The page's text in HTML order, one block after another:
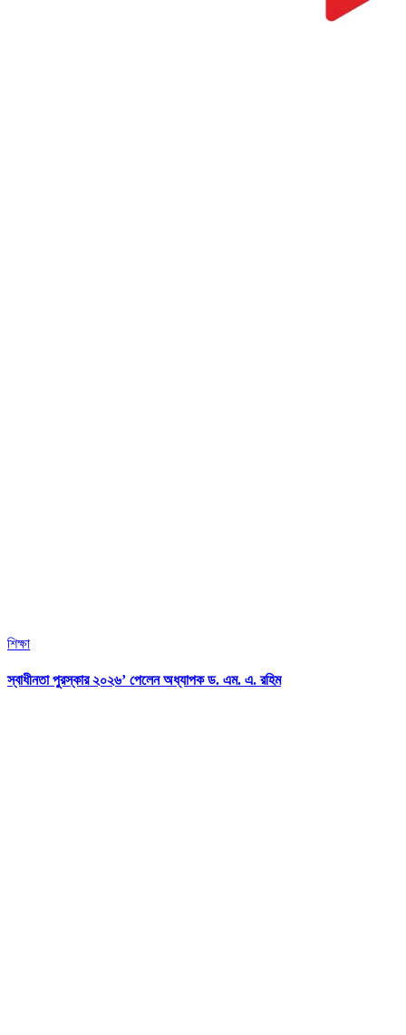
শিক্ষা
স্বাধীনতা পুরস্কার ২০২৬’ পেলেন অধ্যাপক ড. এম. এ. রহিম